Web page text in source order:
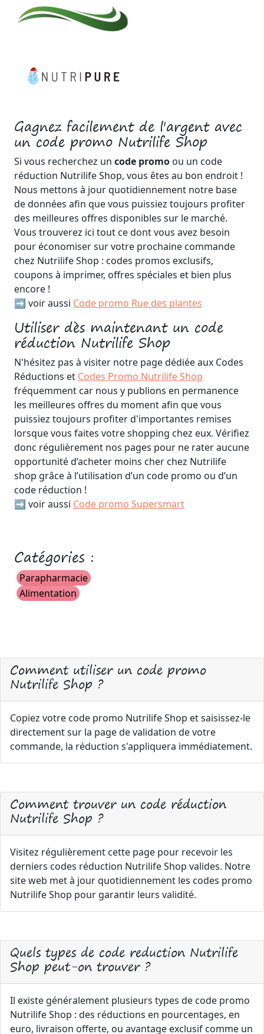
Gagnez facilement de l'argent avec
un code promo Nutrilife Shop
Si vous recherchez un code promo ou un code
réduction Nutrilife Shop, vous êtes au bon endroit !
Nous mettons à jour quotidiennement notre base
de données afin que vous puissiez toujours profiter
des meilleures offres disponibles sur le marché.
Vous trouverez ici tout ce dont vous avez besoin
pour économiser sur votre prochaine commande
chez Nutrilife Shop : codes promos exclusifs,
coupons à imprimer, offres spéciales et bien plus
encore !
➡️ voir aussi Code promo Rue des plantes
Utiliser dès maintenant un code
réduction Nutrilife Shop
N'hésitez pas à visiter notre page dédiée aux Codes
Réductions et Codes Promo Nutrilife Shop
fréquemment car nous y publions en permanence
les meilleures offres du moment afin que vous
puissiez toujours profiter d'importantes remises
lorsque vous faites votre shopping chez eux. Vérifiez
donc régulièrement nos pages pour ne rater aucune
opportunité d’acheter moins cher chez Nutrilife
shop grâce à l’utilisation d’un code promo ou d’un
code réduction !
➡️ voir aussi Code promo Supersmart
Catégories :
Parapharmacie
Alimentation
Comment utiliser un code promo
Nutrilife Shop ?
Copiez votre code promo Nutrilife Shop et saisissez-le
directement sur la page de validation de votre
commande, la réduction s'appliquera immédiatement.
Comment trouver un code réduction
Nutrilife Shop ?
Visitez régulièrement cette page pour recevoir les
derniers codes réduction Nutrilife Shop valides. Notre
site web met à jour quotidiennement les codes promo
Nutrilife Shop pour garantir leurs validité.
Quels types de code reduction Nutrilife
Shop peut-on trouver ?
Il existe généralement plusieurs types de code promo
Nutrilife Shop : des réductions en pourcentages, en
euro, livraison offerte, ou avantage exclusif comme un